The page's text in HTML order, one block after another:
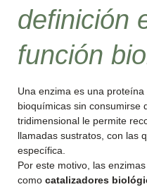
definición
función
Una enzima es una
bioquímicas sin consumirse
tridimensional le permite
llamadas sustratos, con las
específica.
Por este motivo, las
como catalizadores